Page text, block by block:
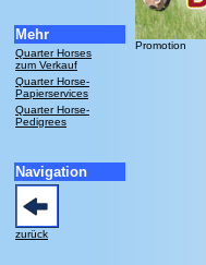
Mehr
Quarter Horses
zum Verkauf
Quarter Horse-
Papierservices
Quarter Horse-
Pedigrees
Navigation
zurück
Promotion